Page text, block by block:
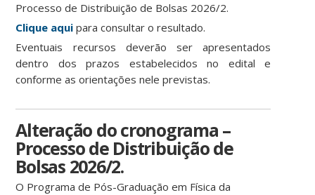
Processo de Distribuição de Bolsas 2026/2.
Clique aquipara consultar o resultado.
Eventuais recursos deverão ser apresentados
dentro dos prazos estabelecidos no edital e
conforme as orientações nele previstas.
Alteração do cronograma –
Processo de Distribuição de
Bolsas 2026/2.
O Programa de Pós-Graduação em Física da